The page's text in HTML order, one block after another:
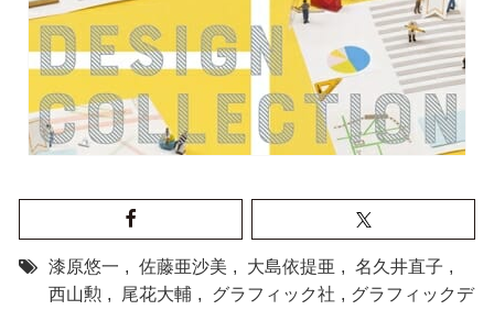
漆原悠一 , 佐藤亜沙美 , 大島依提亜 , 名久井直子 ,
西山勲 , 尾花大輔 , グラフィック社 , グラフィックデ